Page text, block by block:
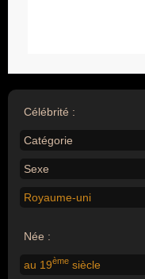
Célébrité :
Catégorie
Sexe
Royaume-uni
Née :
au 19ème siècle